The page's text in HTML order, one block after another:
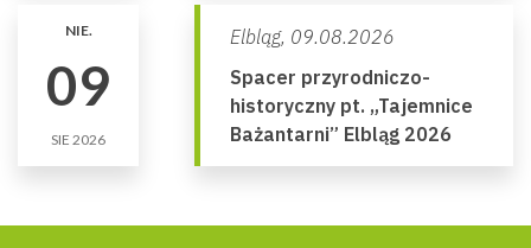
NIE.
09
SIE 2026
Elbląg, 09.08.2026
Spacer przyrodniczo-
historyczny pt. „Tajemnice
Bażantarni” Elbląg 2026